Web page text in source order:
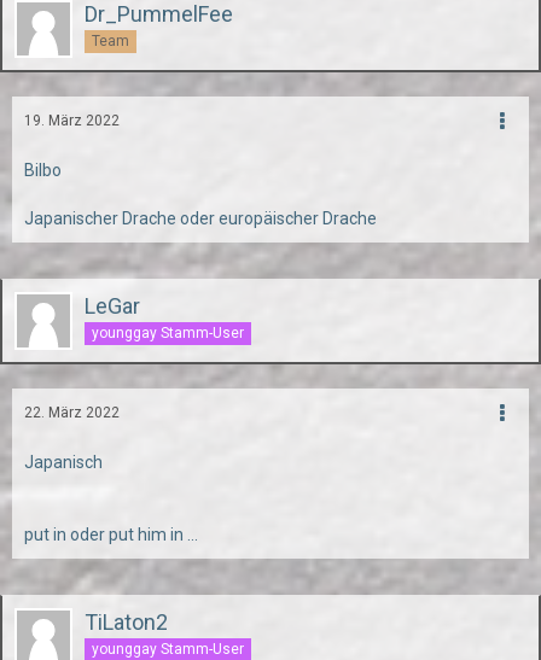
Dr_PummelFee
Team
19. März 2022
Bilbo
Japanischer Drache oder europäischer Drache
LeGar
younggay Stamm-User
22. März 2022
Japanisch
put in oder put him in ...
TiLaton2
younggay Stamm-User